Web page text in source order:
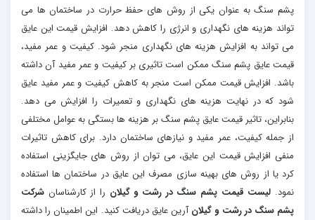
پشم سنگ به عنوان یکی از روش های حفظ حرارت در ساختمان ها می
تواند هزینه های نگهداری و انرژی را کاهش دهد. افزایش قیمت این عایق
می تواند به افزایش هزینه های نگهداری منجر شود. کیفیت و عمر مفید،
قیمت عایق پشم سنگ ممکن است تاثیری بر کیفیت و عمر مفید آن داشته
باشد. افزایش قیمت ممکن است منجر به کاهش کیفیت و عمر مفید عایق
شود که در نهایت هزینه های نگهداری و تعمیرات را افزایش می دهد.
بنابراین، تاثیر قیمت عایق پشم سنگ بر هزینه ها بستگی به عوامل مختلفی
از جمله کیفیت، عمر مفید و نیازهای ساختمان دارد. برای کاهش تاثیرات
منفی افزایش قیمت این عایق، می توان از روش های جایگزینی استفاده
کرد یا از روش های بهینه سازی مصرف این عایق در ساختمان ها استفاده
نمود. لیست قیمت پشم سنگ در رشت و گیلان را از کارشناسان شرکت
پشم سنگ در رشت و گیلانآرین عایق دریافت کنید. این اطمینان را داشته